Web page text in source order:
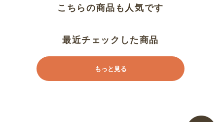
こちらの商品も人気です
最近チェックした商品
もっと見る